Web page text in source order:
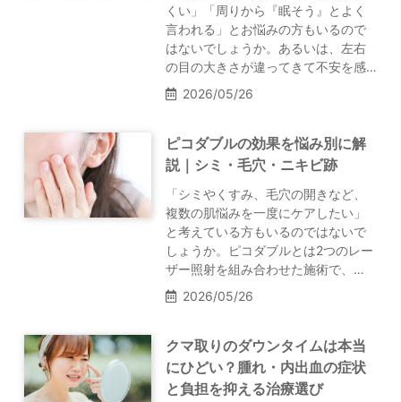
くい」「周りから『眠そう』とよく
言われる」とお悩みの方もいるので
はないでしょうか。あるいは、左右
の目の大きさが違ってきて不安を感…
2026/05/26
ピコダブルの効果を悩み別に解
説｜シミ・毛穴・ニキビ跡
「シミやくすみ、毛穴の開きなど、
複数の肌悩みを一度にケアしたい」
と考えている方もいるのではないで
しょうか。ピコダブルとは2つのレー
ザー照射を組み合わせた施術で、…
2026/05/26
クマ取りのダウンタイムは本当
にひどい？腫れ・内出血の症状
と負担を抑える治療選び